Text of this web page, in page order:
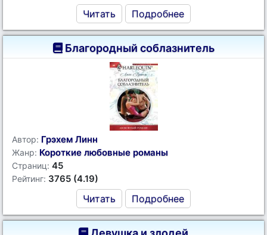
Читать Подробнее
Благородный соблазнитель
Автор: Грэхем Линн
Жанр: Короткие любовные романы
Страниц: 45
Рейтинг: 3765 (4.19)
Читать Подробнее